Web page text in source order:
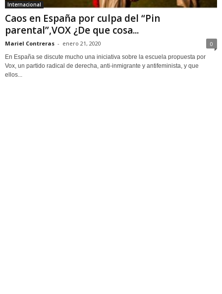
Internacional
Caos en España por culpa del “Pin
parental”,VOX ¿De que cosa...
Mariel Contreras - enero 21, 2020 0
En España se discute mucho una iniciativa sobre la escuela propuesta por
Vox, un partido radical de derecha, anti-inmigrante y antifeminista, y que
ellos...